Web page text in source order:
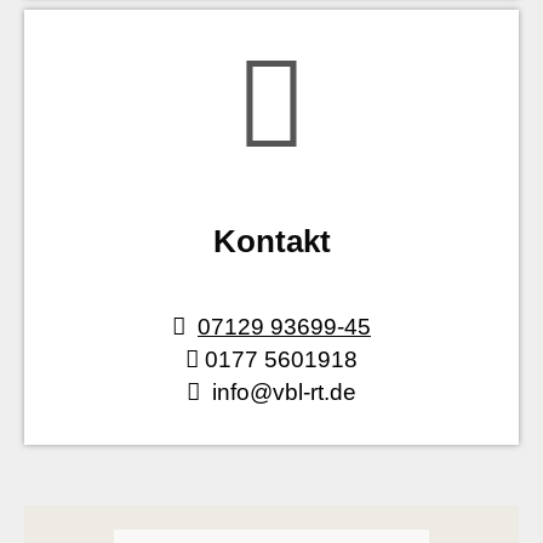
Kontakt
07129 93699-45
0177 5601918
info@vbl-rt.de